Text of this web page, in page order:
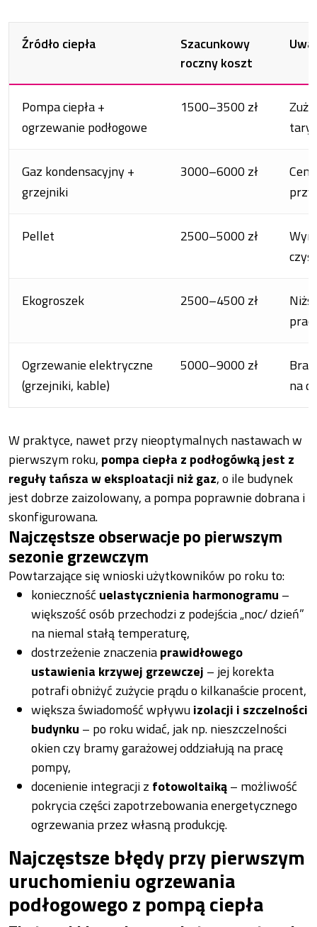
Źródło ciepła
Szacunkowy
roczny koszt
Pompa ciepła +
ogrzewanie podłogowe
1500–3500 zł
Gaz kondensacyjny +
grzejniki
3000–6000 zł
przy
Pellet 2500–5000 zł
Ekogroszek 2500–4500 zł
Ogrzewanie elektryczne
(grzejniki, kable)
5000–9000 zł
na
W praktyce, nawet przy nieoptymalnych nastawach w
pierwszym roku, pompa ciepła z podłogówką jest z
reguły tańsza w eksploatacji niż gaz, o ile budynek
jest dobrze zaizolowany, a pompa poprawnie dobrana i
skonfigurowana.
Najczęstsze obserwacje po pierwszym
sezonie grzewczym
Powtarzające się wnioski użytkowników po roku to:
koniecznośćuelastycznienia harmonogramu –
większość osób przechodzi z podejścia „noc/ dzień”
na niemal stałą temperaturę,
dostrzeżenie znaczeniaprawidłowego
ustawienia krzywej grzewczej – jej korekta
potrafi obniżyć zużycie prądu o kilkanaście procent,
większa świadomość wpływuizolacji i szczelności
budynku – po roku widać, jak np. nieszczelności
okien czy bramy garażowej oddziałują na pracę
pompy,
docenienie integracji z fotowoltaiką– możliwość
pokrycia części zapotrzebowania energetycznego
ogrzewania przez własną produkcję.
Najczęstsze błędy przy pierwszym
uruchomieniu ogrzewania
podłogowego z pompą ciepła